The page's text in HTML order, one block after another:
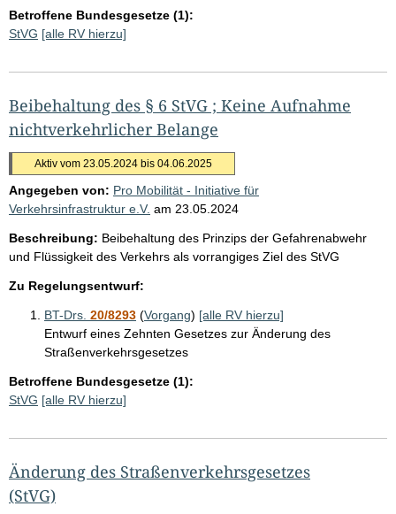
Betroffene Bundesgesetze (1):
StVG [alle RV hierzu]
Beibehaltung des § 6 StVG ; Keine Aufnahme
nichtverkehrlicher Belange
Aktiv vom 23.05.2024 bis 04.06.2025
Angegeben von: Pro Mobilität - Initiative für
Verkehrsinfrastruktur e.V. am 23.05.2024
Beschreibung: Beibehaltung des Prinzips der Gefahrenabwehr
und Flüssigkeit des Verkehrs als vorrangiges Ziel des StVG
Zu Regelungsentwurf:
BT-Drs. 20/8293 (Vorgang) [alle RV hierzu]
Entwurf eines Zehnten Gesetzes zur Änderung des
Straßenverkehrsgesetzes
Betroffene Bundesgesetze (1):
StVG [alle RV hierzu]
Änderung des Straßenverkehrsgesetzes
(StVG)